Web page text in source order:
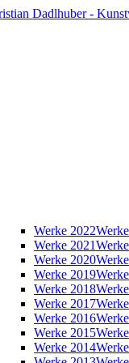
Werke 2022
Werke 2021
Werke 2020
Werke 2019
Werke 2018
Werke 2017
Werke 2016
Werke 2015
Werke 2014